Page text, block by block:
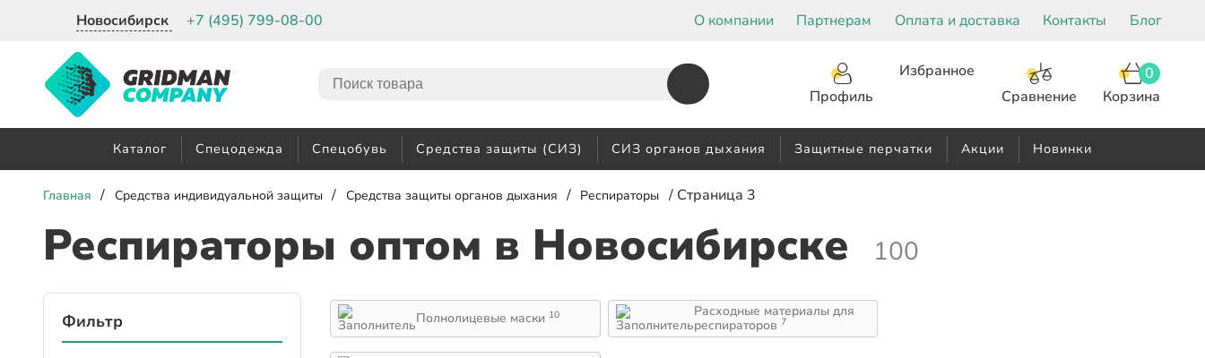
Новосибирск +7 (495) 799-08-00 О компании Партнерам Оплата и доставка Контакты Блог
Профиль
Избранное
Сравнение
Корзина
0
Каталог Спецодежда Спецобувь Средства защиты (СИЗ) СИЗ органов дыхания Защитные перчатки Акции Новинки
Главная / Средства индивидуальной защиты / Средства защиты органов дыхания / Респираторы / Страница 3
Респираторы оптом в Новосибирске 100
Фильтр Полнолицевые маски 10
Расходные материалы для
респираторов 7